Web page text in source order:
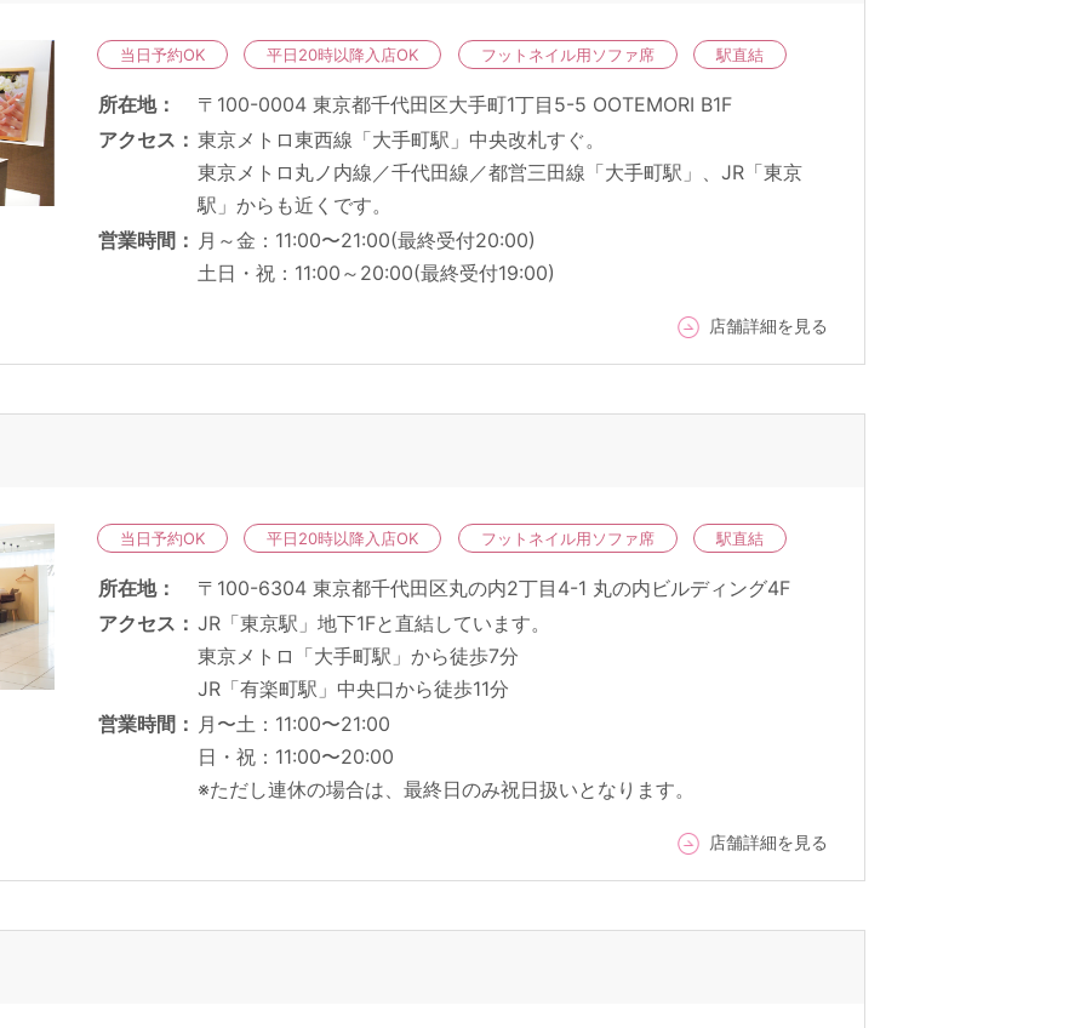
当日予約OK 平日20時以降入店OK フットネイル用ソファ席 駅直結
所在地
〒100-0004 東京都千代田区大手町1丁目5-5 OOTEMORI B1F
アクセス
東京メトロ東西線「大手町駅」中央改札すぐ。
東京メトロ丸ノ内線／千代田線／都営三田線「大手町駅」、JR「東京
駅」からも近くです。
営業時間
月～金：11:00〜21:00(最終受付20:00)
土日・祝：11:00～20:00(最終受付19:00)
店舗詳細を見る
当日予約OK 平日20時以降入店OK フットネイル用ソファ席 駅直結
所在地
〒100-6304 東京都千代田区丸の内2丁目4-1 丸の内ビルディング4F
アクセス
JR「東京駅」地下1Fと直結しています。
東京メトロ「大手町駅」から徒歩7分
JR「有楽町駅」中央口から徒歩11分
営業時間
月〜土：11:00〜21:00
日・祝：11:00〜20:00
※ただし連休の場合は、最終日のみ祝日扱いとなります。
店舗詳細を見る